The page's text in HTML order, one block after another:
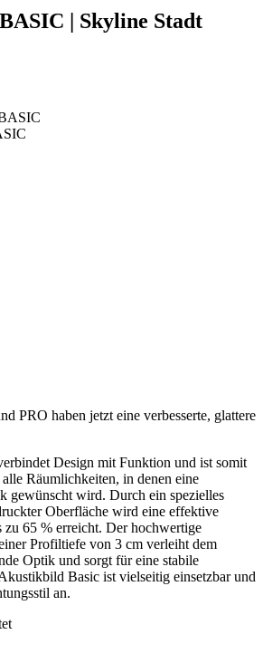
| Skyline Stadt
PRO haben jetzt eine verbesserte, glattere
Design mit Funktion und ist somit
Räumlichkeiten, in denen eine
gewünscht wird. Durch ein spezielles
Oberfläche wird eine effektive
zu 65 % erreicht. Der hochwertige
Profiltiefe von 3 cm verleiht dem
Optik und sorgt für eine stabile
Basic ist vielseitig einsetzbar und
an.